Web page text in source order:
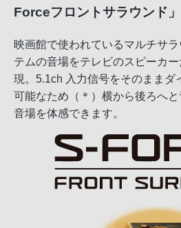
Forceフロントサラウンド」
映画館で使われているマルチサ
テムの音場をテレビのスピーカ
現。5.1ch 入力信号をそのままダ
可能なため（＊）横から後ろへ
音場を体感できます。